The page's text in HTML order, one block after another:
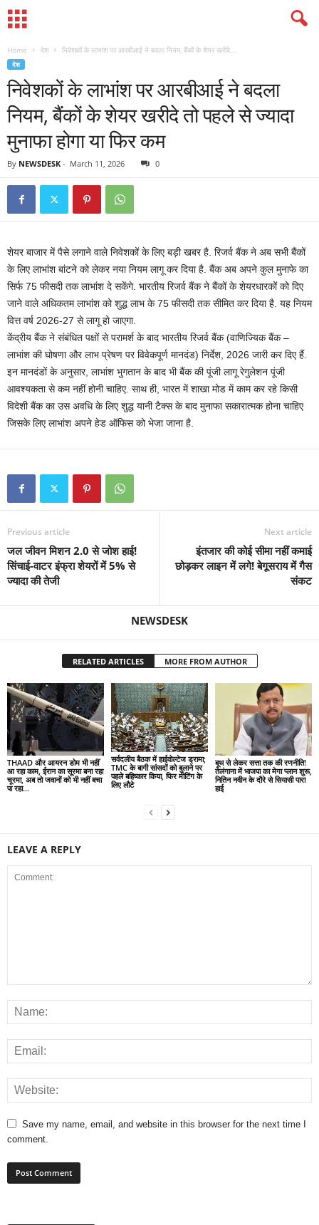
Home देश निवेशकों के लाभांश पर आरबीआई ने बदला नियम, बैंकों के शेयर खरीदे...
देश
निवेशकों के लाभांश पर आरबीआई ने बदला
नियम, बैंकों के शेयर खरीदे तो पहले से ज्‍यादा
मुनाफा होगा या फिर कम
By NEWSDESK - March 11, 2026 0
शेयर बाजार में पैसे लगाने वाले निवेशकों के लिए बड़ी खबर है. रिजर्व बैंक ने अब सभी बैंकों
के लिए लाभांश बांटने को लेकर नया नियम लागू कर दिया है. बैंक अब अपने कुल मुनाफे का
सिर्फ 75 फीसदी तक लाभांश दे सकेंगे. भारतीय रिजर्व बैंक ने बैंकों के शेयरधारकों को दिए
जाने वाले अधिकतम लाभांश को शुद्ध लाभ के 75 फीसदी तक सीमित कर दिया है. यह नियम
वित्त वर्ष 2026-27 से लागू हो जाएगा.
केंद्रीय बैंक ने संबंधित पक्षों से परामर्श के बाद भारतीय रिजर्व बैंक (वाणिज्यिक बैंक –
लाभांश की घोषणा और लाभ प्रेषण पर विवेकपूर्ण मानदंड) निर्देश, 2026 जारी कर दिए हैं.
इन मानदंडों के अनुसार, लाभांश भुगतान के बाद भी बैंक की पूंजी लागू रेगुलेशन पूंजी
आवश्यकता से कम नहीं होनी चाहिए. साथ ही, भारत में शाखा मोड में काम कर रहे किसी
विदेशी बैंक का उस अवधि के लिए शुद्ध यानी टैक्‍स के बाद मुनाफा सकारात्मक होना चाहिए
जिसके लिए लाभांश अपने हेड ऑफिस को भेजा जाना है.
Previous article
जल जीवन मिशन 2.0 से जोश हाई!
सिंचाई-वाटर इंफ्रा शेयरों में 5% से
ज्यादा की तेजी
Next article
इंतजार की कोई सीमा नहीं कमाई
छोड़कर लाइन में लगे! बेगूसराय में गैस
संकट
NEWSDESK
RELATED ARTICLES MORE FROM AUTHOR
THAAD और आयरन डोम भी नहीं
आ रहा काम, ईरान का सूरमा बना रहा
चूरमा, अब तो जवानों को भी नहीं बचा
पा रहा...
सर्वदलीय बैठक में हाईवोल्टेज ड्रामा;
TMC के बागी सांसदों को बुलाने पर
पहले बहिष्कार किया, फिर मीटिंग के
लिए लौटे
बूथ से लेकर सत्ता तक की रणनीति!
तेलंगाना में भाजपा का मेगा प्लान शुरू,
नितिन नवीन के दौरे से सियासी पारा
हाई
LEAVE A REPLY
Save my name, email, and website in this browser for the next time I
comment.